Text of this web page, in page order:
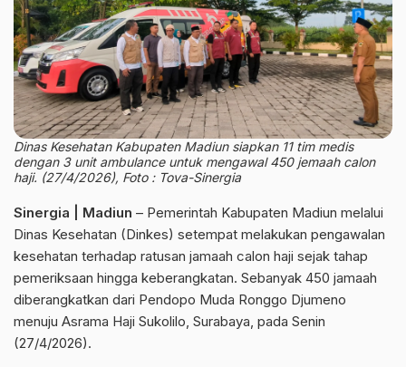
Dinas Kesehatan Kabupaten Madiun siapkan 11 tim medis
dengan 3 unit ambulance untuk mengawal 450 jemaah calon
haji. (27/4/2026), Foto : Tova-Sinergia
Sinergia | Madiun – Pemerintah Kabupaten Madiun melalui
Dinas Kesehatan (Dinkes) setempat melakukan pengawalan
kesehatan terhadap ratusan jamaah calon haji sejak tahap
pemeriksaan hingga keberangkatan. Sebanyak 450 jamaah
diberangkatkan dari Pendopo Muda Ronggo Djumeno
menuju Asrama Haji Sukolilo, Surabaya, pada Senin
(27/4/2026).